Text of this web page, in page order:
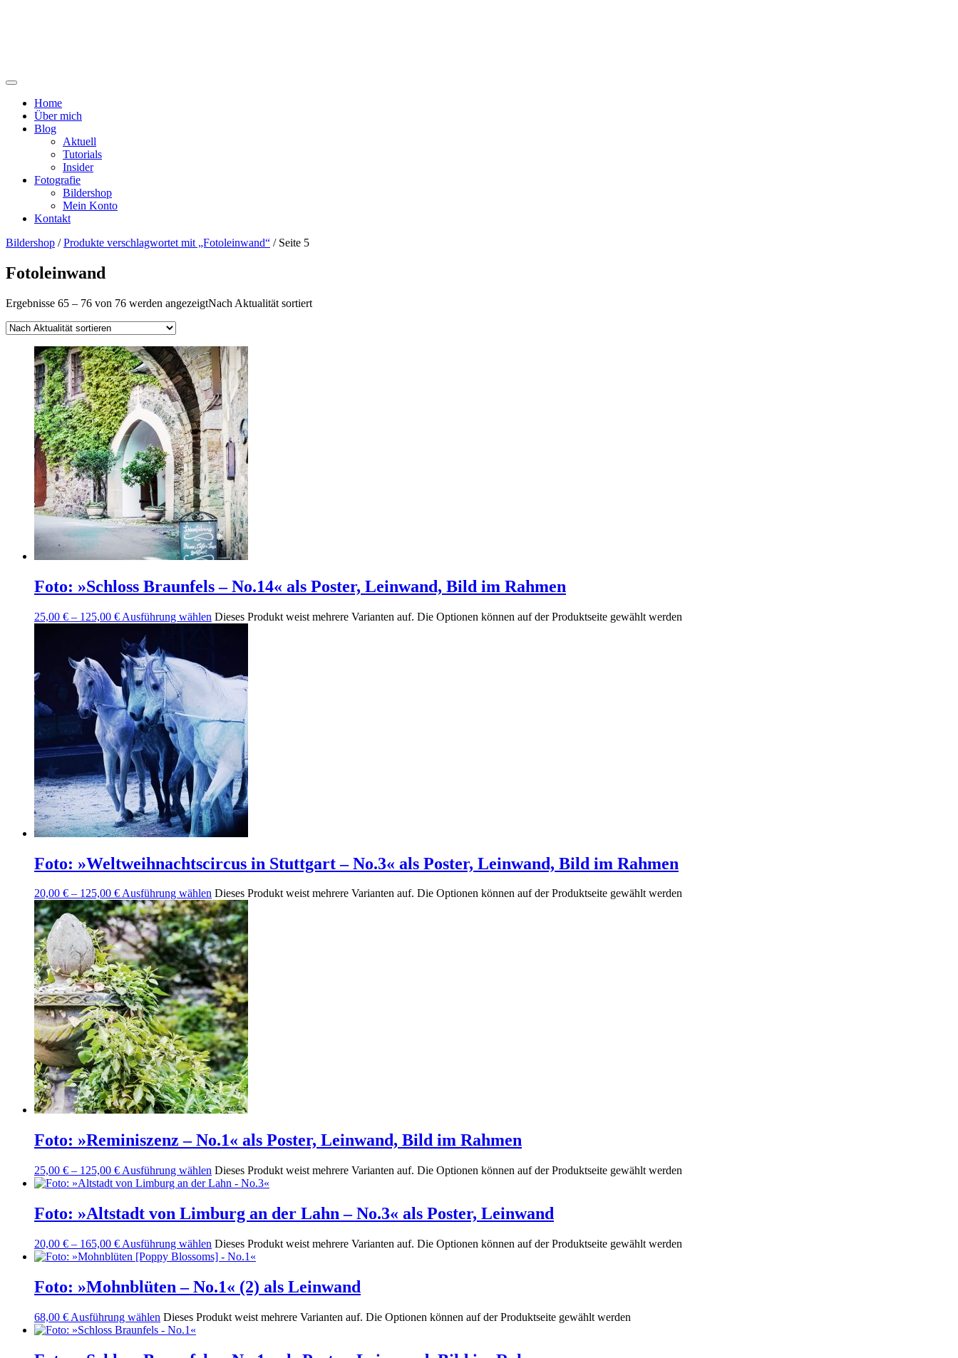
Home
Über mich
Blog
Aktuell
Tutorials
Insider
Fotografie
Bildershop
Mein Konto
Kontakt
Bildershop /Produkte verschlagwortet mit „Fotoleinwand“ / Seite 5
Fotoleinwand
Ergebnisse 65 – 76 von 76 werden angezeigtNach Aktualität sortiert
Foto: »Schloss Braunfels – No.14« als Poster, Leinwand, Bild im Rahmen
25,00 € – 125,00 € Ausführung wählen Dieses Produkt weist mehrere Varianten auf. Die Optionen können auf der Produktseite gewählt werden
Foto: »Weltweihnachtscircus in Stuttgart – No.3« als Poster, Leinwand, Bild im Rahmen
20,00 € – 125,00 €Ausführung wählen Dieses Produkt weist mehrere Varianten auf. Die Optionen können auf der Produktseite gewählt werden
Foto: »Reminiszenz – No.1« als Poster, Leinwand, Bild im Rahmen
25,00 € – 125,00 € Ausführung wählen Dieses Produkt weist mehrere Varianten auf. Die Optionen können auf der Produktseite gewählt werden
Foto: »Altstadt von Limburg an der Lahn – No.3« als Poster, Leinwand
20,00 € – 165,00 € Ausführung wählen Dieses Produkt weist mehrere Varianten auf. Die Optionen können auf der Produktseite gewählt werden
Foto: »Mohnblüten – No.1« (2) als Leinwand
68,00 € Ausführung wählen Dieses Produkt weist mehrere Varianten auf. Die Optionen können auf der Produktseite gewählt werden